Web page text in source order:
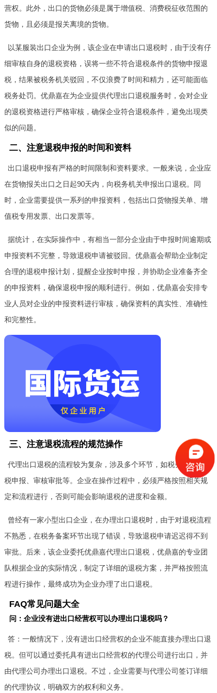
营权。此外，出口的货物必须是属于增值税、消费税征收范围的
货物，且必须是报关离境的货物。
以某服装出口企业为例，该企业在申请出口退税时，由于没有仔
细审核自身的退税资格，误将一些不符合退税条件的货物申报退
税，结果被税务机关驳回，不仅浪费了时间和精力，还可能面临
税务处罚。优鼎嘉在为企业提供代理出口退税服务时，会对企业
的退税资格进行严格审核，确保企业符合退税条件，避免出现类
似的问题。
二、注意退税申报的时间和资料
出口退税申报有严格的时间限制和资料要求。一般来说，企业应
在货物报关出口之日起90天内，向税务机关申报出口退税。同
时，企业需要提供一系列的申报资料，包括出口货物报关单、增
值税专用发票、出口发票等。
据统计，在实际操作中，有相当一部分企业由于申报时间逾期或
申报资料不完整，导致退税申请被驳回。优鼎嘉会帮助企业制定
合理的退税申报计划，提醒企业按时申报，并协助企业准备齐全
的申报资料，确保退税申报的顺利进行。例如，优鼎嘉会安排专
业人员对企业的申报资料进行审核，确保资料的真实性、准确性
和完整性。
三、注意退税流程的规范操作
代理出口退税的流程较为复杂，涉及多个环节，如税务备案、退
税申报、审核审批等。企业在操作过程中，必须严格按照相关规
定和流程进行，否则可能会影响退税的进度和金额。
曾经有一家小型出口企业，在办理出口退税时，由于对退税流程
不熟悉，在税务备案环节出现了错误，导致退税申请迟迟得不到
审批。后来，该企业委托优鼎嘉代理出口退税，优鼎嘉的专业团
队根据企业的实际情况，制定了详细的退税方案，并严格按照流
程进行操作，最终成功为企业办理了出口退税。
FAQ常见问题大全
问：企业没有进出口经营权可以办理出口退税吗？
答：一般情况下，没有进出口经营权的企业不能直接办理出口退
税。但可以通过委托具有进出口经营权的代理公司进行出口，并
由代理公司办理出口退税。不过，企业需要与代理公司签订详细
的代理协议，明确双方的权利和义务。